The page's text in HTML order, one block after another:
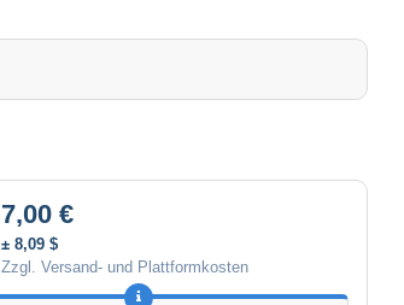
7,00 €
± 8,09 $
Zzgl. Versand- und Plattformkosten